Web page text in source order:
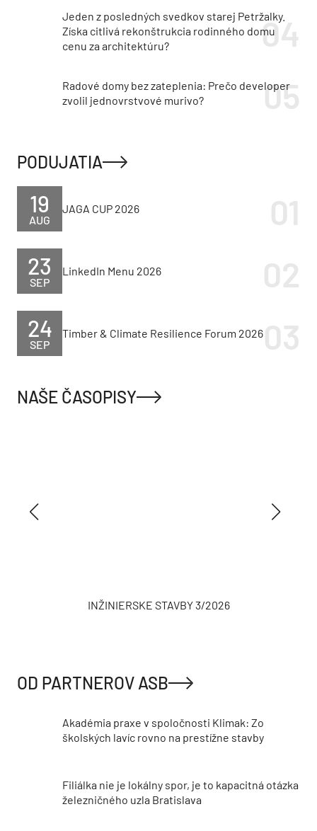
Jeden z posledných svedkov starej Petržalky.
Získa citlivá rekonštrukcia rodinného domu
cenu za architektúru?
Radové domy bez zateplenia: Prečo developer
zvolil jednovrstvové murivo?
PODUJATIA
AUG
19 JAGA CUP 2026
SEP
23 LinkedIn Menu 2026
SEP
24 Timber & Climate Resilience Forum 2026
NAŠE ČASOPISY
INŽINIERSKE STAVBY 3/2026
OD PARTNEROV ASB
Akadémia praxe v spoločnosti Klimak: Zo
školských lavíc rovno na prestížne stavby
Filiálka nie je lokálny spor, je to kapacitná otázka
železničného uzla Bratislava